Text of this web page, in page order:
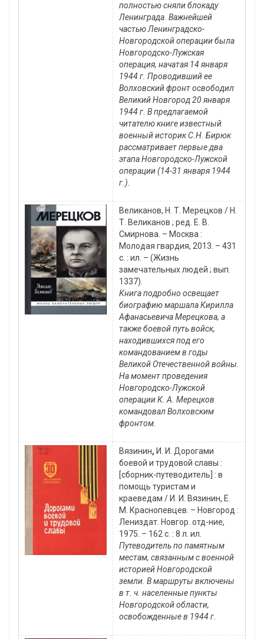
полностью сняли блокаду
Ленинграда. Важнейшей
частью Ленинградско-
Новгородской операции была
Новгородско-Лужская
операция, начатая 14 января
1944 г. Проводивший ее
Волховский фронт освободил
Великий Новгород 20 января
1944 г. В предлагаемой
читателю книге известный
военный историк С.Н. Бирюк
рассматривает первые два
этапа Новгородско-Лужской
операции (14-31 января 1944
г.).
Великанов, Н. Т. Мерецков / Н.
Т. Великанов ; ред. Е. В.
Смирнова. – Москва :
Молодая гвардия, 2013. – 431
с. : ил. – (Жизнь
замечательных людей ; вып.
1337).
Книга подробно освещает
биографию маршала Кирилла
Афанасьевича Мерецкова, а
также боевой путь войск,
находившихся под его
командованием в годы
Великой Отечественной войны.
На момент проведения
Новгородско-Лужской
операции К. А. Мерецков
командовал Волховским
фронтом.
Вязинин, И. И. Дорогами
боевой и трудовой славы :
[сборник-путеводитель] : в
помощь туристам и
краеведам / И. И. Вязинин, Е.
М. Краснопевцев. – Новгород :
Лениздат. Новгор. отд-ние,
1975. – 162 с. : 8 л. ил.
Путеводитель по памятным
местам, связанным с военной
историей Новгородской
земли. В маршруты включены
в т. ч. населенные пункты
Новгородской области,
освобожденные в 1944 г.